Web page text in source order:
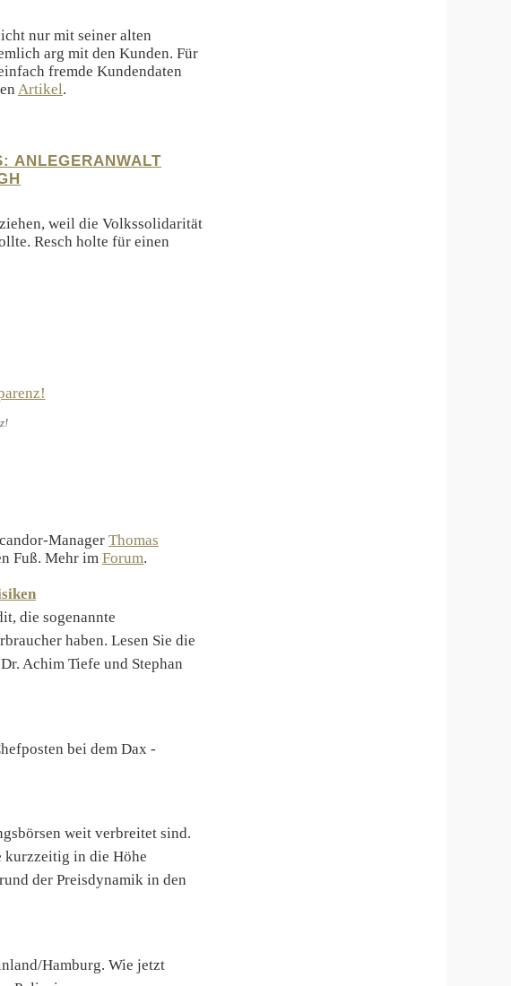
nur mit seiner alten
arg mit den Kunden. Für
fremde Kundendaten
Artikel.
ANLEGERANWALT
weil die Volkssolidarität
Resch holte für einen
Manager Thomas
Fuß. Mehr im Forum.
die sogenannte
haben. Lesen Sie die
Achim Tiefe und Stephan
bei dem Dax -
weit verbreitet sind.
kurzzeitig in die Höhe
der Preisdynamik in den
Hamburg. Wie jetzt